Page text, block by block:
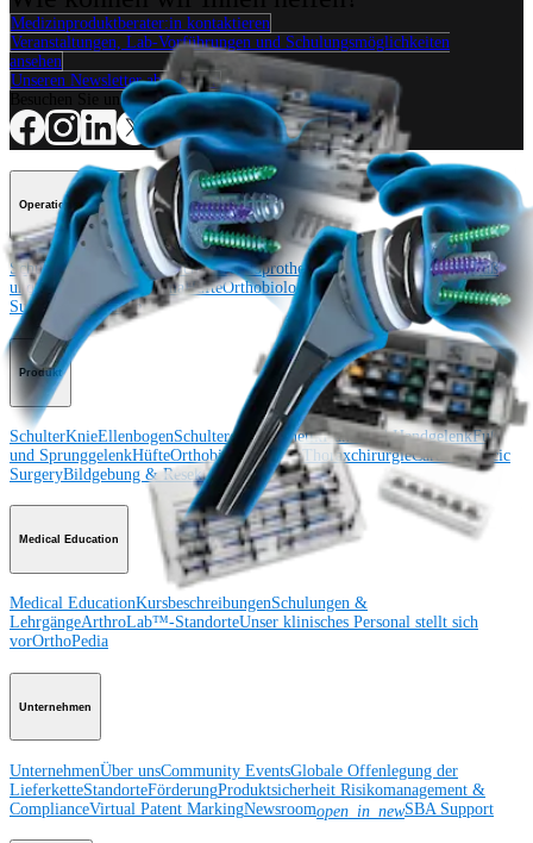
Medizinproduktberater:in kontaktieren
Veranstaltungen, Lab-Vorführungen und Schulungsmöglichkeiten
ansehen
Unseren Newsletter abonnieren
Besuchen Sie uns
Operationsverfahren
SchulterKnie EllenbogenSchulterendoprothetikHand und HandgelenkFuß
und SprunggelenkTraumaHüfteOrthobiologie
Cardiothoracic
Surgery
Wirbelsäule
Produkt
SchulterKnieEllenbogenSchulterendoprothetikHand und HandgelenkFuß
und SprunggelenkHüfteOrthobiologieHerz-ThoraxchirurgieCardiothoracic
SurgeryBildgebung & Resektion
Medical Education
Medical EducationKursbeschreibungenSchulungen &
LehrgängeArthroLab™-StandorteUnser klinisches Personal stellt sich
vorOrthoPedia
Unternehmen
UnternehmenÜber unsCommunity EventsGlobale Offenlegung der
LieferketteStandorteFörderungProduktsicherheit Risikomanagement &
ComplianceVirtual Patent MarkingNewsroomopen_in_newSBA Support